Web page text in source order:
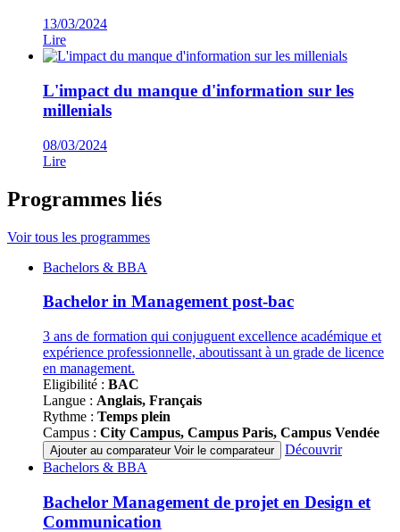
13/03/2024
Lire
L'impact du manque d'information sur les
millenials
08/03/2024
Lire
Programmes liés
Voir tous les programmes
Famille
programmes
Bachelors & BBA
Bachelor in Management post-bac
3 ans de formation qui conjuguent excellence académique et
expérience professionnelle, aboutissant à un grade de licence
en management.
Eligibilité : BAC
Langue : Anglais, Français
Rythme : Temps plein
Campus : City Campus, Campus Paris, Campus Vendée
Ajouter au comparateur Voir le comparateur
Découvrir
Famille
programmes
Bachelors & BBA
Bachelor Management de projet en Design et
Communication